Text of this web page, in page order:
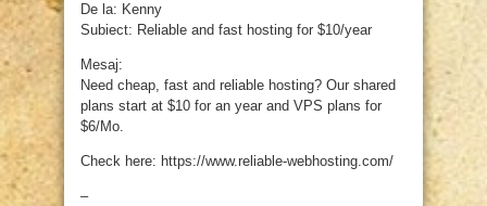
De la: Kenny
Subiect: Reliable and fast hosting for $10/year
Mesaj:
Need cheap, fast and reliable hosting? Our shared
plans start at $10 for an year and VPS plans for
$6/Mo.
Check here: https://www.reliable-webhosting.com/
–